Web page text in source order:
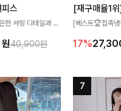
스
한 셔링 디테일과 퍼
스모크 밴딩이 슬
원40,900원
[베스트🏆접촉냉
고 가벼운 소재감
17%